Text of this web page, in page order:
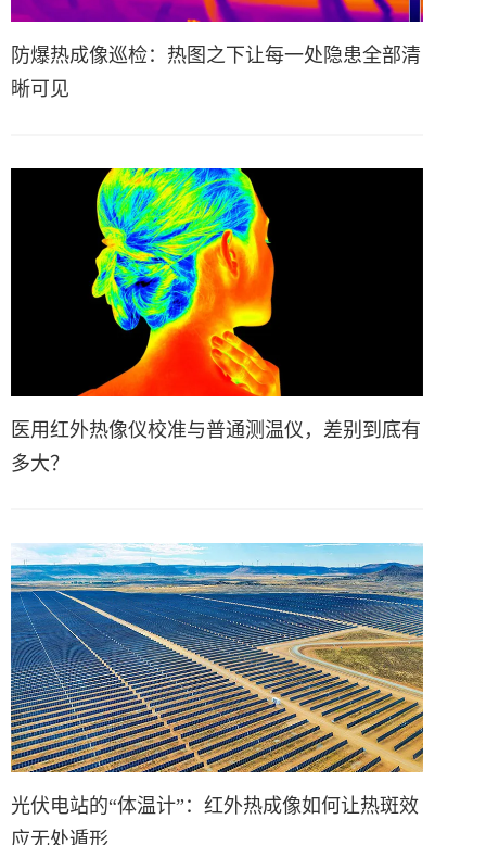
防爆热成像巡检：热图之下让每一处隐患全部清
晰可见
医用红外热像仪校准与普通测温仪，差别到底有
多大？
光伏电站的“体温计”：红外热成像如何让热斑效
应无处遁形